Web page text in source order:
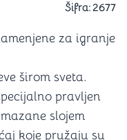
Šifra:2677
za igranje
širom sveta.
pravljen
slojem
koje pružaju su